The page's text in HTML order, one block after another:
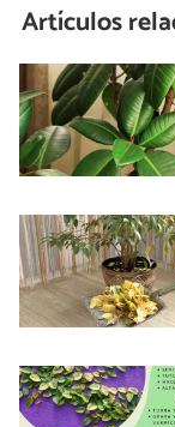
Artículos